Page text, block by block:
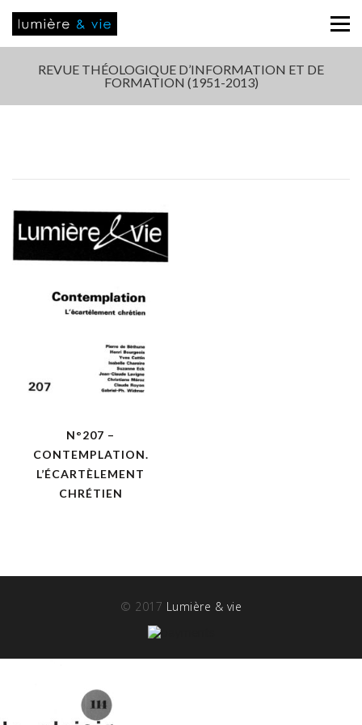
REVUE THÉOLOGIQUE D’INFORMATION ET DE
FORMATION (1951-2013)
N°207 –
CONTEMPLATION.
L’ÉCARTÈLEMENT
CHRÉTIEN
© 2017 Lumière & vie